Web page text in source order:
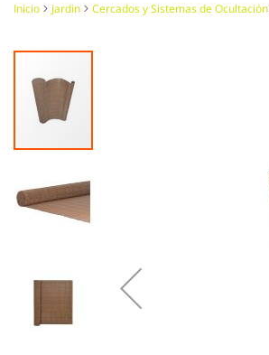
Inicio Jardin Cercados y Sistemas de Ocultación
Saltar
final
galería
imágenes